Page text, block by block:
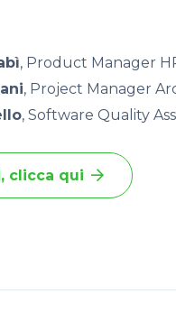
, Product Manager
, Project Manager
, Software Quality
clicca qui